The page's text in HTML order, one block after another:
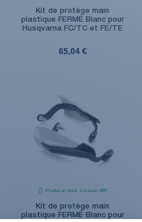
Kit de protège main
plastique FERMÉ Blanc pour
Husqvarna FC/TC et FE/TE
65,04 €
Produit en stock. Livraison 48H
Kit de protège main
plastique FERMÉ Blanc pour